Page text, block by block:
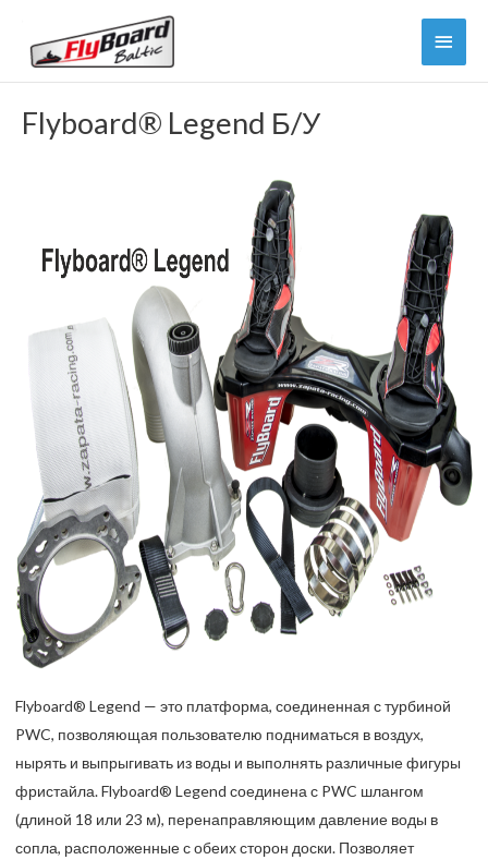
содержимому
Flyboard® Legend Б/У
Flyboard® Legend — это платформа, соединенная с турбиной
PWC, позволяющая пользователю подниматься в воздух,
нырять и выпрыгивать из воды и выполнять различные фигуры
фристайла. Flyboard® Legend соединена с PWC шлангом
(длиной 18 или 23 м), перенаправляющим давление воды в
сопла, расположенные с обеих сторон доски. Позволяет